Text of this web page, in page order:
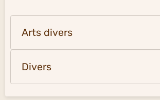
Arts divers
Divers